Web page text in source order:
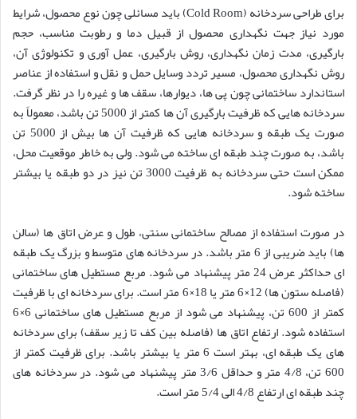
برای طراحی سردخانه (Cold Room) باید مسائلی چون نوع محصول، شرایط
مورد نیاز جهت نگهداری محصول از قبیل دما و رطوبت مناسب، حجم
بارگیری، مدت زمان نگهداری، روش بارگیری، عمل آوری و تکنولوژی آن،
روش نگهداری محصول، مسیر تردد وسایل حمل و نقل و استفاده از عناصر
استاندارد ساختمانی چون پی ها، دیوارها، سقف ها و غیره را در نظر گرفت.
سردخانه هایی که ظرفیت بارگیری آن ها کمتر از 5000 تن باشد، معمولاً به
صورت یک طبقه و سردخانه هایی که ظرفیت آن ها بیش از 5000 تن
باشد، به صورت چند طبقه ای ساخته می شود. ولی به خاطر موقعیت محل،
ممکن است حتی سردخانه به ظرفیت 3000 تن نیز در دو طبقه یا بیشتر
ساخته شود.
در صورت استفاده از مصالح ساختمانی سنتی، طول و عرض اتاق ها (سالن
ها) باید ضریبی از 6 متر باشد. در سردخانه های متوسط و بزرگ یک طبقه
ای حداکثر عرض 24 متر پیشنهاد می شود. مربع مستطیل های ساختمانی
(فاصله ستون ها) 12×6 متر یا 18×6 متر است. برای سردخانه ای با ظرفیت
کمتر از 600 تن، پیشنهاد می شود از مربع مستطیل های ساختمانی 6×6
استفاده شود. ارتفاع اتاق ها (فاصله بین کف تا زیر سقف) برای سردخانه
های یک طبقه ای، بهتر است 6 متر یا بیشتر باشد. برای ظرفیت کمتر از
600 تن، 4/8 متر و حداقل 3/6 متر پیشنهاد می شود. در سردخانه های
چند طبقه ای ارتفاع 4/8 الی 5/4 متر است.